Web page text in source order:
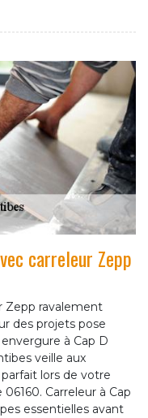
carreleur Zepp
Zepp ravalement
des projets pose
à Cap D
veille aux
lors de votre
Carreleur à Cap
essentielles avant